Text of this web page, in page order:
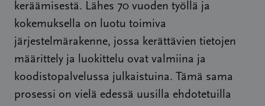
keräämisestä. Lähes 70 vuoden työllä ja
kokemuksella on luotu toimiva
järjestelmärakenne, jossa kerättävien tietojen
määrittely ja luokittelu ovat valmiina ja
koodistopalvelussa julkaistuina. Tämä sama
prosessi on vielä edessä uusilla ehdotetuilla